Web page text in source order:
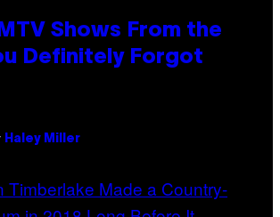
Shows From the
Definitely Forgot
Haley Miller